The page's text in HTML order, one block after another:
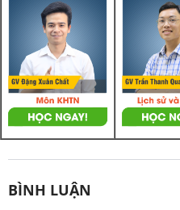
BÌNH LUẬN